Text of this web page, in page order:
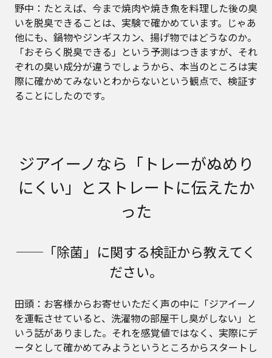
野中：たとえば、今まで焼肉や焼き魚を料理した後の臭
いを脱臭できることは、実験で確かめています。じゃあ
他にも、鍋物やジンギスカン、揚げ物ではどうなのか。
「おそらく脱臭できる」という予測はつきますが、それ
ぞれの臭い成分が違うでしょうから、本当のところは実
際に確かめてみないとわからないという観点で、検証す
ることにしたのです。
ジアイーノなら「トレーがぬめり
にくい」とストレートに伝えたか
った
──「除菌」に関する検証から教えてく
ださい。
田頭：お客様からお寄せいただく声の中に「ジアイーノ
を運転させていると、洗濯物の部屋干し臭がしない」と
いう話がありました。それを感覚値ではなく、実際にデ
ータとして確かめてみようというところからスタートし